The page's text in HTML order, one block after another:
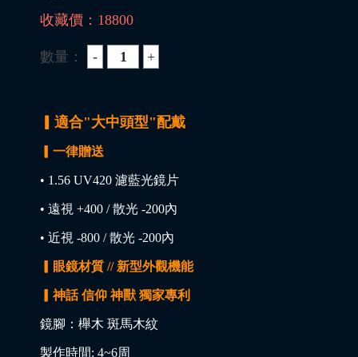
收藏價： 18800
數量：
▎適合"大中頭型"配戴
▎一律贈送
• 1.56 UV420 濾藍光鏡片
• 遠視 +400 / 散光 -200內
• 近視 -800 / 散光 -200內
▎眼鏡材質 // 新型外觀機能
▎神話 信仰 神獸 獨家專利
鏡腳：櫸木 斑馬木紋
製作時間: 4~6周